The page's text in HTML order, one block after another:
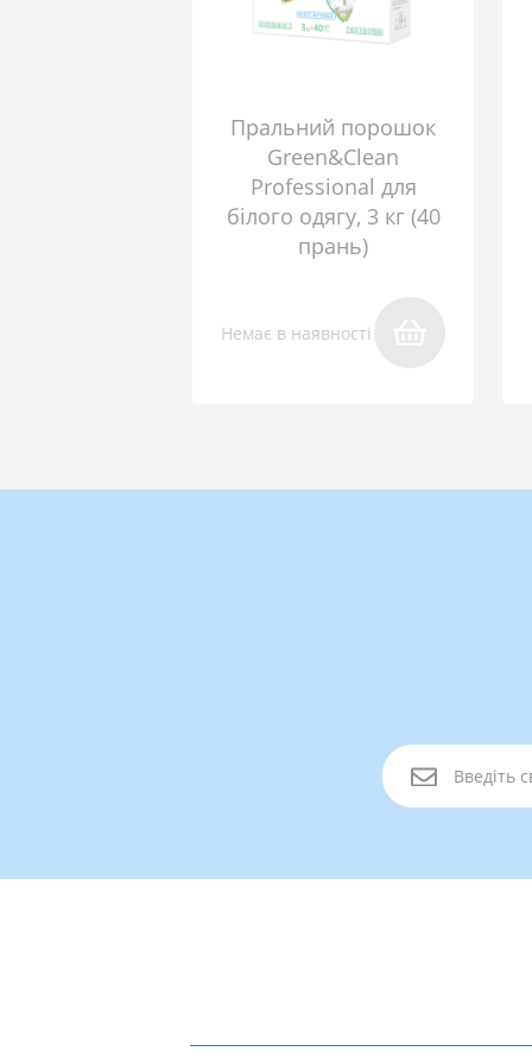
Пральний порошок
Green&Clean
Professional для
білого одягу, 3 кг (40
прань)
Немає в наявності